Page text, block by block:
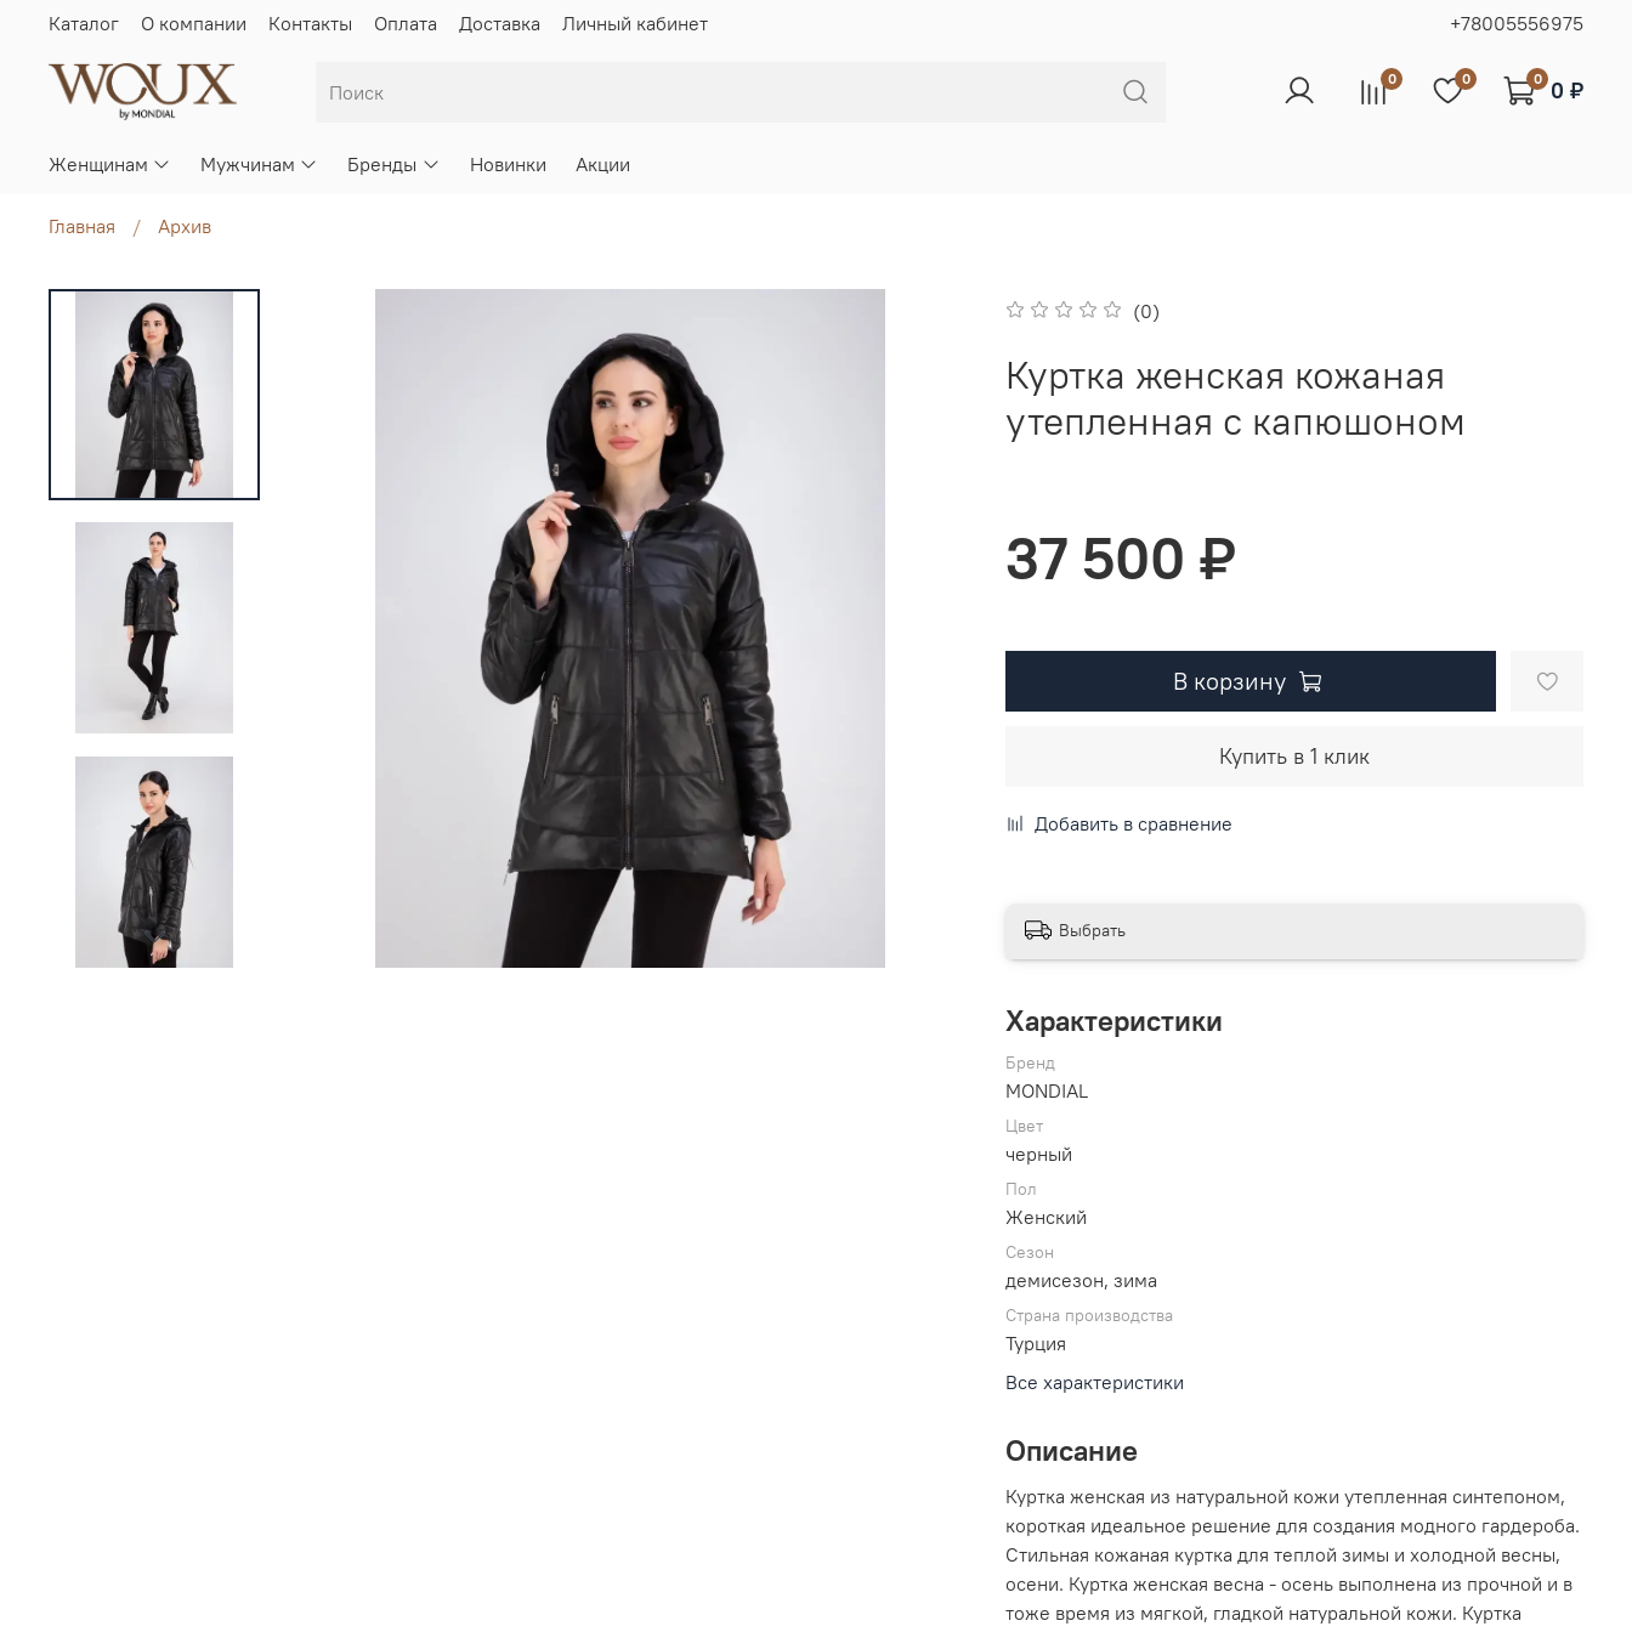
Каталог О компании Контакты Оплата Доставка Личный кабинет +78005556975
0 0 0 0 ₽
Женщинам Мужчинам Бренды Новинки Акции
Главная Архив
(0)
Куртка женская кожаная
утепленная с капюшоном
37 500 ₽
В корзину
Купить в 1 клик
Добавить в сравнение
Выбрать
Характеристики
Бренд
MONDIAL
Цвет
черный
Пол
Женский
Сезон
демисезон, зима
Страна производства
Турция
Все характеристики
Описание
Куртка женская из натуральной кожи утепленная синтепоном,
короткая идеальное решение для создания модного гардероба.
Стильная кожаная куртка для теплой зимы и холодной весны,
осени. Куртка женская весна - осень выполнена из прочной и в
тоже время из мягкой, гладкой натуральной кожи. Куртка